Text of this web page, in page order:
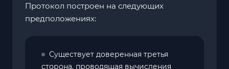
Протокол построен на следующих
предположениях:
Существует доверенная третья
сторона, проводящая вычисления